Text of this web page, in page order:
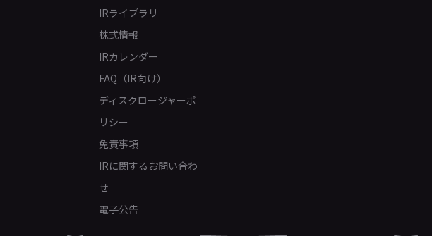
IRライブラリ
株式情報
IRカレンダー
FAQ（IR向け）
ディスクロージャーポ
リシー
免責事項
IRに関するお問い合わ
せ
電子公告